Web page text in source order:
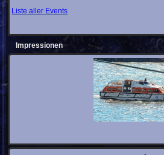
Liste aller Events
Impressionen